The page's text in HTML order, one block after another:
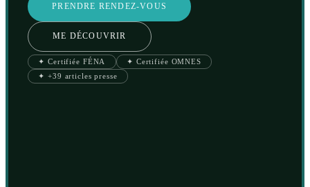
PRENDRE RENDEZ-VOUS
ME DÉCOUVRIR
✦ Certifiée FÉNA
✦ Certifiée OMNES
✦ +39 articles presse